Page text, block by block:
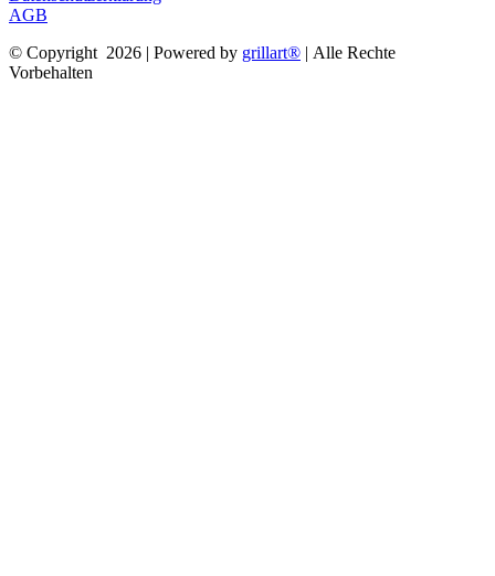
AGB
© Copyright 2026 | Powered by grillart® | Alle Rechte
Vorbehalten